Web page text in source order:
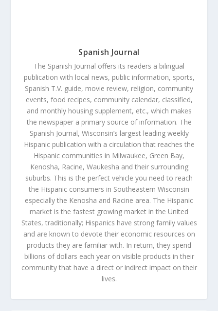
Spanish Journal
The Spanish Journal offers its readers a bilingual
publication with local news, public information, sports,
Spanish T.V. guide, movie review, religion, community
events, food recipes, community calendar, classified,
and monthly housing supplement, etc., which makes
the newspaper a primary source of information. The
Spanish Journal, Wisconsin’s largest leading weekly
Hispanic publication with a circulation that reaches the
Hispanic communities in Milwaukee, Green Bay,
Kenosha, Racine, Waukesha and their surrounding
suburbs. This is the perfect vehicle you need to reach
the Hispanic consumers in Southeastern Wisconsin
especially the Kenosha and Racine area. The Hispanic
market is the fastest growing market in the United
States, traditionally; Hispanics have strong family values
and are known to devote their economic resources on
products they are familiar with. In return, they spend
billions of dollars each year on visible products in their
community that have a direct or indirect impact on their
lives.